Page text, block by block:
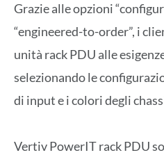
Grazie alle opzioni
“engineered-to-order”, i
unità rack PDU alle
selezionando le
di input e i colori degli
Vertiv PowerIT rack PDU